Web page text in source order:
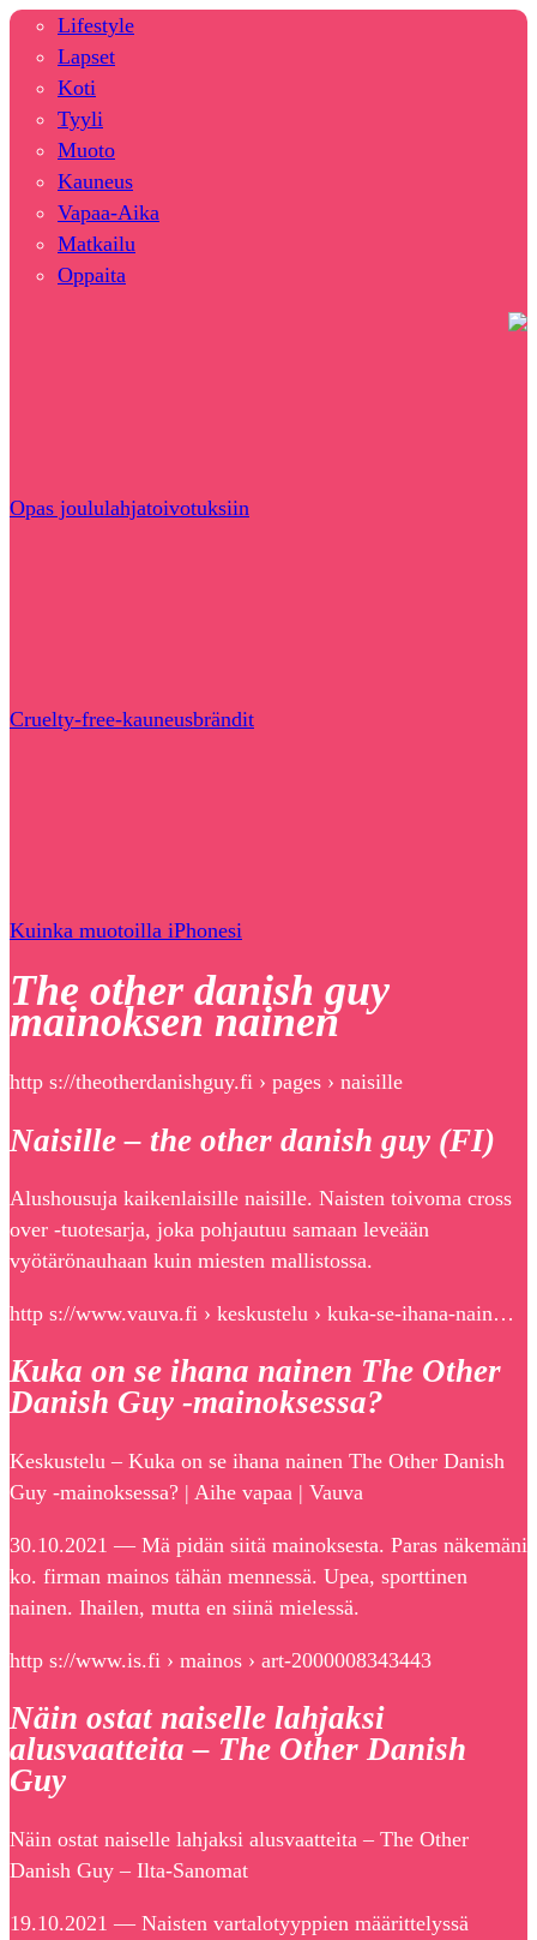
Lifestyle
Lapset
Koti
Tyyli
Muoto
Kauneus
Vapaa-Aika
Matkailu
Oppaita
Opas joululahjatoivotuksiin
Cruelty-free-kauneusbrändit
Kuinka muotoilla iPhonesi
The other danish guy
mainoksen nainen
http s://theotherdanishguy.fi › pages › naisille
Naisille – the other danish guy (FI)
Alushousuja kaikenlaisille naisille. Naisten toivoma cross
over -tuotesarja, joka pohjautuu samaan leveään
vyötärönauhaan kuin miesten mallistossa.
http s://www.vauva.fi › keskustelu › kuka-se-ihana-nain…
Kuka on se ihana nainen The Other
Danish Guy -mainoksessa?
Keskustelu – Kuka on se ihana nainen The Other Danish
Guy -mainoksessa? | Aihe vapaa | Vauva
30.10.2021 — Mä pidän siitä mainoksesta. Paras näkemäni
ko. firman mainos tähän mennessä. Upea, sporttinen
nainen. Ihailen, mutta en siinä mielessä.
http s://www.is.fi › mainos › art-2000008343443
Näin ostat naiselle lahjaksi
alusvaatteita – The Other Danish
Guy
Näin ostat naiselle lahjaksi alusvaatteita – The Other
Danish Guy – Ilta-Sanomat
19.10.2021 — Naisten vartalotyyppien määrittelyssä